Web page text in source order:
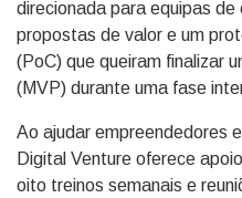
direcionada para equipas
propostas de valor e um
(PoC) que queiram finalizar
(MVP) durante uma fase
Ao ajudar empreendedores
Digital Venture oferece
oito treinos semanais e